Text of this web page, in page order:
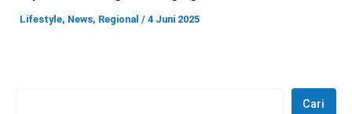
Lifestyle, News, Regional / 4 Juni 2025
Cari